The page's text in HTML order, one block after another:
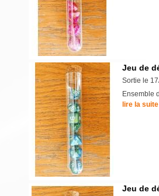
Jeu de
Sortie le
Ensemble
lire la suite
Jeu de